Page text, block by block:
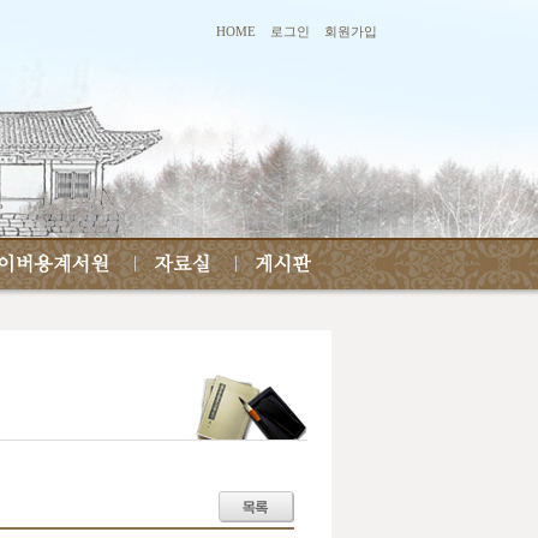
HOME 로그인 회원가입